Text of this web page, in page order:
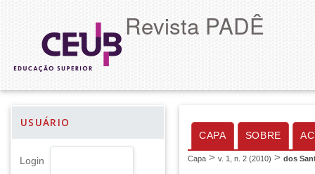
Revista PADÊ
USUÁRIO
Login
CAPA SOBRE
Capa > v. 1, n. 2 (2010) > dos